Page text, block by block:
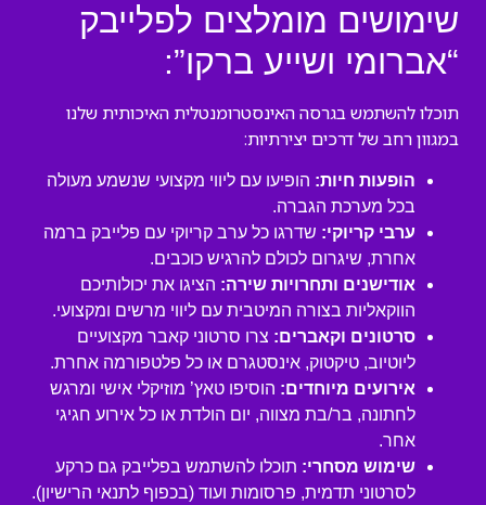
שימושים מומלצים לפלייבק
“אברומי ושייע ברקו”:
תוכלו להשתמש בגרסה האינסטרומנטלית האיכותית שלנו
במגוון רחב של דרכים יצירתיות:
הופעות חיות: הופיעו עם ליווי מקצועי שנשמע מעולה
בכל מערכת הגברה.
ערבי קריוקי: שדרגו כל ערב קריוקי עם פלייבק ברמה
אחרת, שיגרום לכולם להרגיש כוכבים.
אודישנים ותחרויות שירה: הציגו את יכולותיכם
הווקאליות בצורה המיטבית עם ליווי מרשים ומקצועי.
סרטונים וקאברים: צרו סרטוני קאבר מקצועיים
ליוטיוב, טיקטוק, אינסטגרם או כל פלטפורמה אחרת.
אירועים מיוחדים: הוסיפו טאץ’ מוזיקלי אישי ומרגש
לחתונה, בר/בת מצווה, יום הולדת או כל אירוע חגיגי
אחר.
שימוש מסחרי: תוכלו להשתמש בפלייבק גם כרקע
לסרטוני תדמית, פרסומות ועוד (בכפוף לתנאי הרישיון).